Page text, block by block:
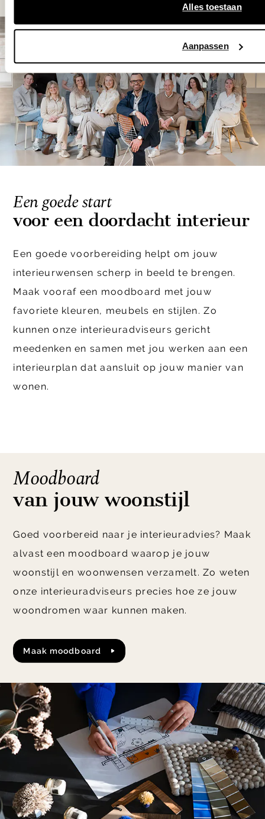
Alles toestaan
Aanpassen
Een goede start
voor een doordacht interieur
Een goede voorbereiding helpt om jouw
interieurwensen scherp in beeld te brengen.
Maak vooraf een moodboard met jouw
favoriete kleuren, meubels en stijlen. Zo
kunnen onze interieuradviseurs gericht
meedenken en samen met jou werken aan een
interieurplan dat aansluit op jouw manier van
wonen.
Moodboard
van jouw woonstijl
Goed voorbereid naar je interieuradvies? Maak
alvast een moodboard waarop je jouw
woonstijl en woonwensen verzamelt. Zo weten
onze interieuradviseurs precies hoe ze jouw
woondromen waar kunnen maken.
maak moodboard